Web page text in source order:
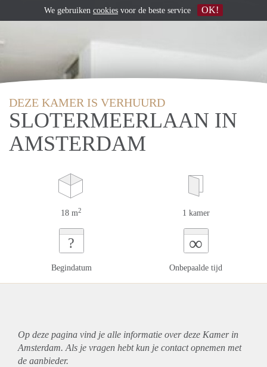
DEZE KAMER IS VERHUURD
SLOTERMEERLAAN IN
AMSTERDAM
18 m2 1 kamer
?
Begindatum
∞
Onbepaalde tijd
Op deze pagina vind je alle informatie over deze Kamer in
Amsterdam. Als je vragen hebt kun je contact opnemen met
de aanbieder.
We gebruiken cookies voor de beste service OK!